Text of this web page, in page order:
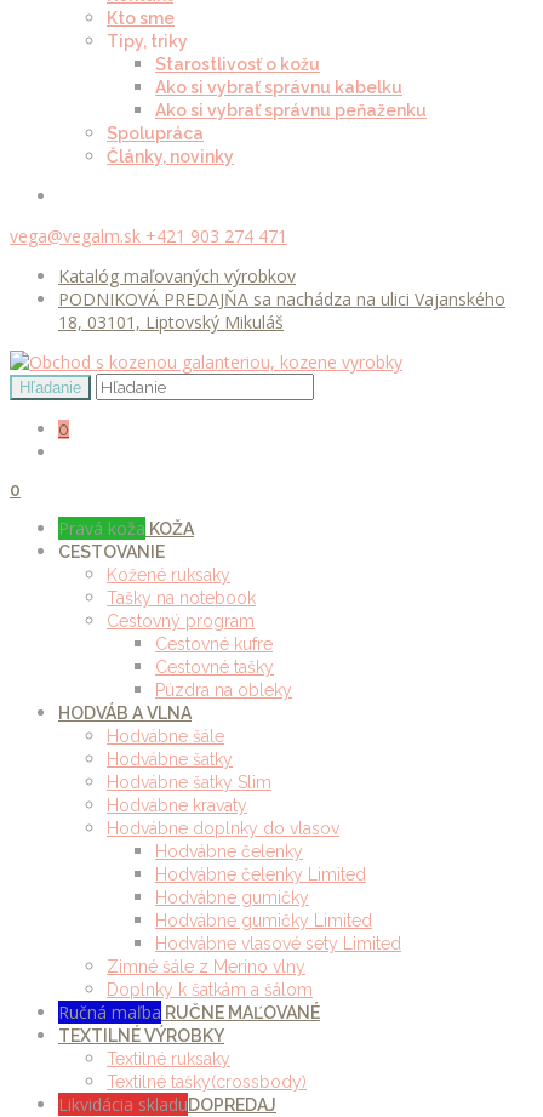
Kto sme
Tipy, triky
Starostlivosť o kožu
Ako si vybrať správnu kabelku
Ako si vybrať správnu peňaženku
Spolupráca
Články, novinky
vega@vegalm.sk +421 903 274 471
Katalóg maľovaných výrobkov
PODNIKOVÁ PREDAJŇA sa nachádza na ulici Vajanského
18, 03101, Liptovský Mikuláš
0
0
Pravá koža KOŽA
CESTOVANIE
Kožené ruksaky
Tašky na notebook
Cestovný program
Cestovné kufre
Cestovné tašky
Púzdra na obleky
HODVÁB A VLNA
Hodvábne šále
Hodvábne šatky
Hodvábne šatky Slim
Hodvábne kravaty
Hodvábne doplnky do vlasov
Hodvábne čelenky
Hodvábne čelenky Limited
Hodvábne gumičky
Hodvábne gumičky Limited
Hodvábne vlasové sety Limited
Zimné šále z Merino vlny
Doplnky k šatkám a šálom
Ručná maľba RUČNE MAĽOVANÉ
TEXTILNÉ VÝROBKY
Textilné ruksaky
Textilné tašky(crossbody)
Likvidácia skladuDOPREDAJ